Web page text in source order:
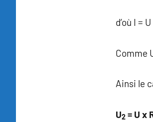
d’où I =
Comme
Ainsi le
U2 = U x